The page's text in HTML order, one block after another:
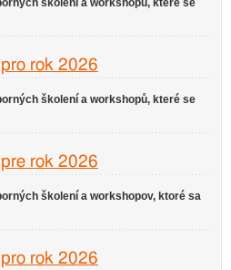
školení a workshopů, které se
rok 2026
školení a workshopů, které se
rok 2026
školení a workshopov, ktoré sa
rok 2026